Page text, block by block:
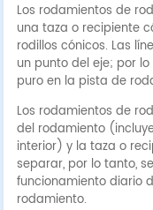
Los rodamientos de
una taza o recipiente
rodillos cónicos. Las
un punto del eje; por
puro en la pista de
Los rodamientos de
del rodamiento
interior) y la taza o
separar, por lo tanto,
funcionamiento diario
rodamiento.